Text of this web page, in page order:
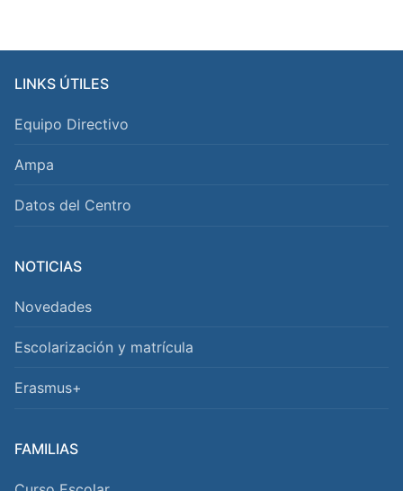
LINKS ÚTILES
Equipo Directivo
Ampa
Datos del Centro
NOTICIAS
Novedades
Escolarización y matrícula
Erasmus+
FAMILIAS